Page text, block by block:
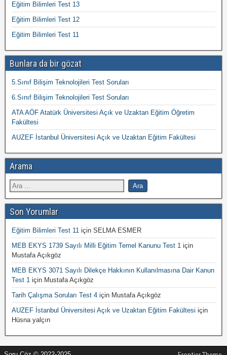
Eğitim Bilimleri Test 13
Eğitim Bilimleri Test 12
Eğitim Bilimleri Test 11
Bunlara da bir gözat
5.Sınıf Bilişim Teknolojileri Test Soruları
6.Sınıf Bilişim Teknolojileri Test Soruları
ATA AÖF Atatürk Üniversitesi Açık ve Uzaktan Eğitim Öğretim
Fakültesi
AUZEF İstanbul Üniversitesi Açık ve Uzaktan Eğitim Fakültesi
Arama
Son Yorumlar
Eğitim Bilimleri Test 11 için SELMA ESMER
MEB EKYS 1739 Sayılı Milli Eğitim Temel Kanunu Test 1 için
Mustafa Açıkgöz
MEB EKYS 3071 Sayılı Dilekçe Hakkının Kullanılmasına Dair Kanun
Test 1 için Mustafa Açıkgöz
Tarih Çalışma Soruları Test 4 için Mustafa Açıkgöz
AUZEF İstanbul Üniversitesi Açık ve Uzaktan Eğitim Fakültesi için
Hüsna yalçın